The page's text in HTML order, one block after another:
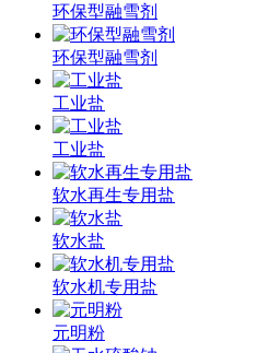
环保型融雪剂
环保型融雪剂
工业盐
工业盐
软水再生专用盐
软水盐
软水机专用盐
元明粉